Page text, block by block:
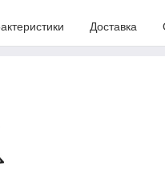
Доставка